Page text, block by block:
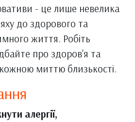
- це лише невелика
до здорового та
життя. Робіть
про здоров'я та
миттю близькості.
алергії,